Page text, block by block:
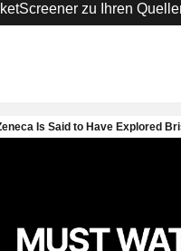
zu Ihren